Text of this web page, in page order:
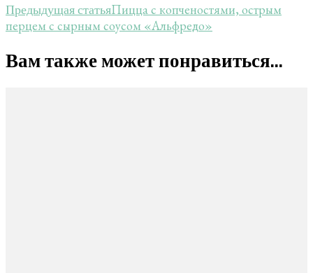
Предыдущая статьяПицца с копченостями, острым
перцем с сырным соусом «Альфредо»
Вам также может понравиться...